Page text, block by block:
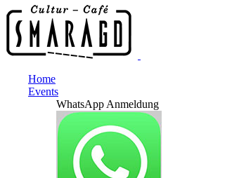
Home
Events
WhatsApp Anmeldung